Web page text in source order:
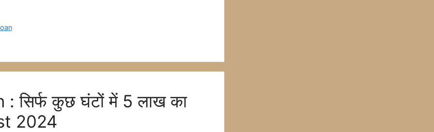
सिर्फ कुछ घंटों में 5 लाख का
2024